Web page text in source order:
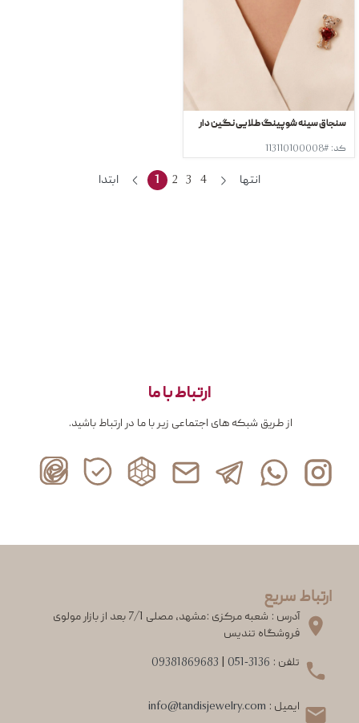
سنجاق سینه شوپینگ طلایی نگین دار
کد: #113110100008
ابتدا 1 2 3 4 انتها
ارتباط با ما
از طریق شبکه های اجتماعی زیر با ما در ارتباط باشید.
ارتباط سریع
آدرس : شعبه مرکزی :مشهد، مصلی 7/1 بعد از بازار مولوی
فروشگاه تندیس
تلفن : 051-3136
09381869683
ایمیل : info@tandisjewelry.com